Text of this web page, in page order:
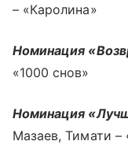
– «Каролина»
Номинация
«1000 снов»
Номинация
Мазаев, Тимати –